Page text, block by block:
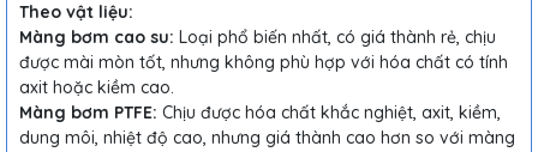
Theo vật liệu:
Màng bơm cao su: Loại phổ biến nhất, có giá thành rẻ, chịu
được mài mòn tốt, nhưng không phù hợp với hóa chất có tính
axit hoặc kiềm cao.
Màng bơm PTFE: Chịu được hóa chất khắc nghiệt, axit, kiềm,
dung môi, nhiệt độ cao, nhưng giá thành cao hơn so với màng